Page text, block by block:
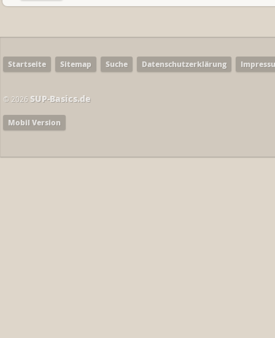
Startseite Sitemap Suche Datenschutzerklärung
© 2026 SUP-Basics.de
Mobil Version